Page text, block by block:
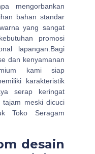
mengorbankan
bahan standar
yang sangat
promosi
lapangan.Bagi
dan kenyamanan
kami siap
karakteristik
serap keringat
meski dicuci
Toko Seragam
desain